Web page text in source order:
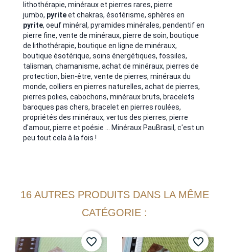
lithothérapie, minéraux et pierres rares, pierre
jumbo, pyriteet chakras, ésotérisme, sphères en
pyrite, oeuf minéral, pyramides minérales, pendentif en
pierre fine, vente de minéraux, pierre de soin, boutique
de lithothérapie, boutique en ligne de minéraux,
boutique ésotérique, soins énergétiques, fossiles,
talisman, chamanisme, achat de minéraux, pierres de
protection, bien-être, vente de pierres, minéraux du
monde, colliers en pierres naturelles, achat de pierres,
pierres polies, cabochons, minéraux bruts, bracelets
baroques pas chers, bracelet en pierres roulées,
propriétés des minéraux, vertus des pierres, pierre
d'amour, pierre et poésie ... Minéraux PauBrasil, c'est un
peu tout cela à la fois !
16 AUTRES PRODUITS DANS LA MÊME
CATÉGORIE :
favorite_border favorite_border